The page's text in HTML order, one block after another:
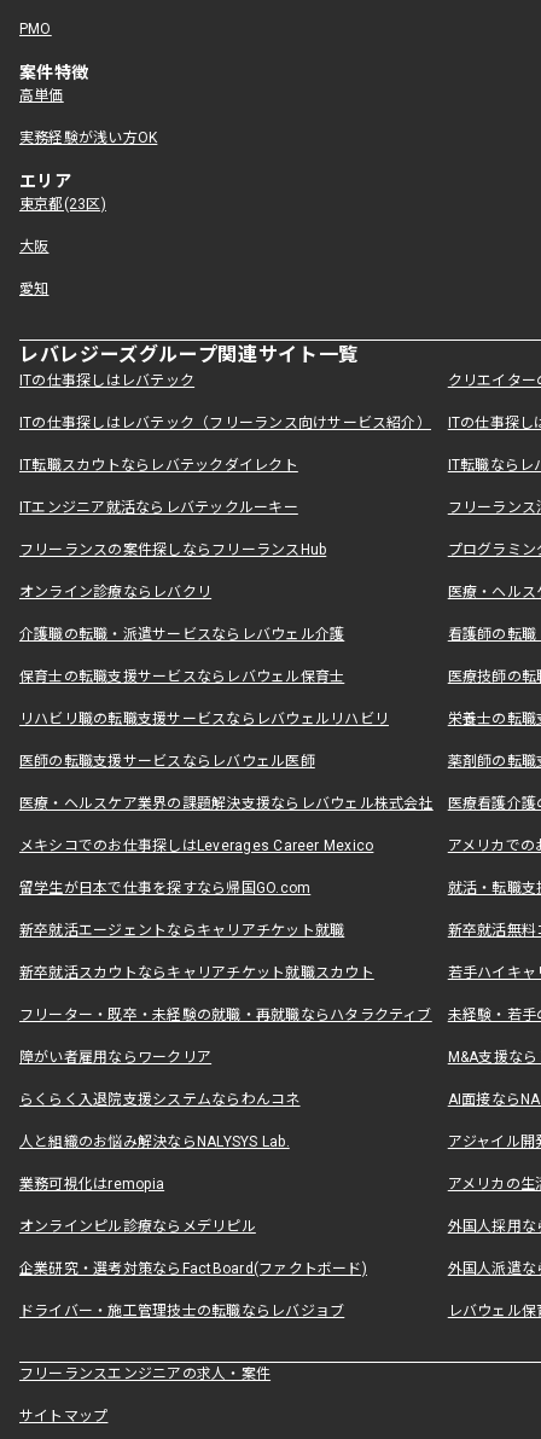
PMO
案件特徴
高単価
実務経験が浅い方OK
エリア
東京都(23区)
大阪
愛知
レバレジーズグループ関連サイト一覧
ITの仕事探しはレバテック クリエイタ
ITの仕事探しはレバテック（フリーランス向けサービス紹介） ITの仕事探
IT転職スカウトならレバテックダイレクト IT転職なら
ITエンジニア就活ならレバテックルーキー フリーラン
フリーランスの案件探しならフリーランスHub プログラミ
オンライン診療ならレバクリ 医療・ヘル
介護職の転職・派遣サービスならレバウェル介護 看護師の転
保育士の転職支援サービスならレバウェル保育士 医療技師の
リハビリ職の転職支援サービスならレバウェルリハビリ 栄養士の転
医師の転職支援サービスならレバウェル医師 薬剤師の転
医療・ヘルスケア業界の課題解決支援ならレバウェル株式会社 医療看護介
メキシコでのお仕事探しはLeverages Career Mexico アメリカで
留学生が日本で仕事を探すなら帰国GO.com 就活・転職
新卒就活エージェントならキャリアチケット就職 新卒就活無料
新卒就活スカウトならキャリアチケット就職スカウト 若手ハイキ
フリーター・既卒・未経験の就職・再就職ならハタラクティブ 未経験・若手
障がい者雇用ならワークリア M&A支援な
らくらく入退院支援システムならわんコネ AI面接なら
人と組織のお悩み解決ならNALYSYS Lab. アジャイル
業務可視化はremopia アメリカの
オンラインピル診療ならメデリピル 外国人採用
企業研究・選考対策ならFactBoard(ファクトボード) 外国人派遣な
ドライバー・施工管理技士の転職ならレバジョブ レバウェル
フリーランスエンジニアの求人・案件
サイトマップ